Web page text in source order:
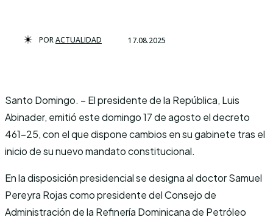
PORACTUALIDAD 17.08.2025
Santo Domingo. – El presidente de la República, Luis
Abinader, emitió este domingo 17 de agosto el decreto
461-25, con el que dispone cambios en su gabinete tras el
inicio de su nuevo mandato constitucional.
En la disposición presidencial se designa al doctor Samuel
Pereyra Rojas como presidente del Consejo de
Administración de la Refinería Dominicana de Petróleo